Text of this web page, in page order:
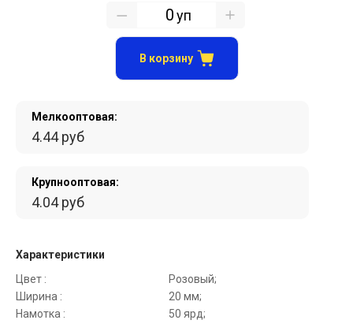
Мелкооптовая:
4.44 руб
Крупнооптовая:
4.04 руб
Характеристики
Цвет :
Розовый;
Ширина :
20 мм;
Намотка :
50 ярд;
уп
В корзину